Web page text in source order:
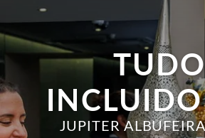
TUDO
JUPITER